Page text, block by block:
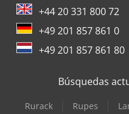
+44 20 331 800 72
+49 201 857 861 0
+49 201 857 861 80
Búsquedas
Rurack Rupes